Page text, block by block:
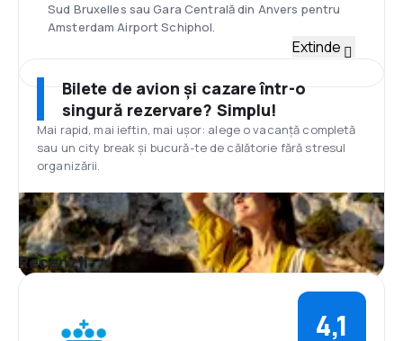
Sud Bruxelles sau Gara Centrală din Anvers pentru
Amsterdam Airport Schiphol.
aeronave: Airbus A330-200, Airbus A330-300, Airbus
A350-900, Boeing 737-700, Boeing 737-800, Boeing
737-900, Boeing 747-400, Boeing 747-400M, Boeing
777-200ER, Boeing 777-300ER, Boeing 787-9, KLM
flota cargo, Boeing 747-400ERF.
Hub
Sediul KLM este în Amstelveen, aproape de hub-ul
Amsterdam Schiphol.
Aeroportul Amsterdam Schiphol (IATA: AMS, ICAO:
EHAM) este principalul aeroport internațional din
Olanda, situat la 20 minute sud-vest de Amsterdam,
aglomerat al patrulea aeroport din Europa în ceea
ce privește numărul de pasageri care îl tranzitează.
Extinde
Bilete de avion și cazare într-o
singură rezervare? Simplu!
Mai rapid, mai ieftin, mai ușor: alege o vacanță completă
sau un city break și bucură-te de călătorie fără stresul
organizării.
Recenzii
4,1